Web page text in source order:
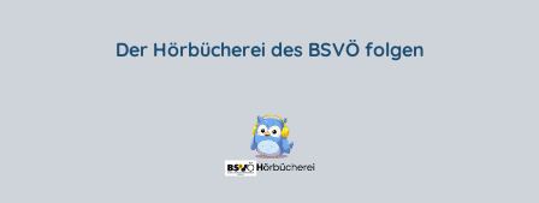
Der Hörbücherei des BSVÖ folgen